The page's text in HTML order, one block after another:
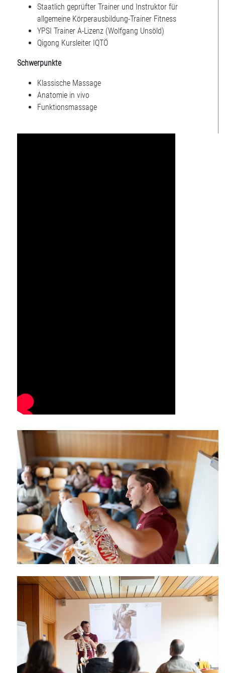
Staatlich geprüfter Trainer und Instruktor für
allgemeine Körperausbildung-Trainer Fitness
YPSI Trainer A-Lizenz (Wolfgang Unsöld)
Qigong Kursleiter IQTÖ
Schwerpunkte
Klassische Massage
Anatomie in vivo
Funktionsmassage